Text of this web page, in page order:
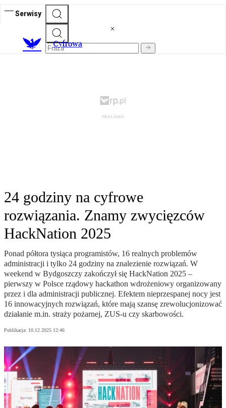
Serwisy
Cyfrowa
24 godziny na cyfrowe
rozwiązania. Znamy zwycięzców
HackNation 2025
Ponad półtora tysiąca programistów, 16 realnych problemów
administracji i tylko 24 godziny na znalezienie rozwiązań. W
weekend w Bydgoszczy zakończył się HackNation 2025 –
pierwszy w Polsce rządowy hackathon wdrożeniowy organizowany
przez i dla administracji publicznej. Efektem nieprzespanej nocy jest
16 innowacyjnych rozwiązań, które mają szansę zrewolucjonizować
działanie m.in. straży pożarnej, ZUS-u czy skarbowości.
Publikacja: 10.12.2025 12:46